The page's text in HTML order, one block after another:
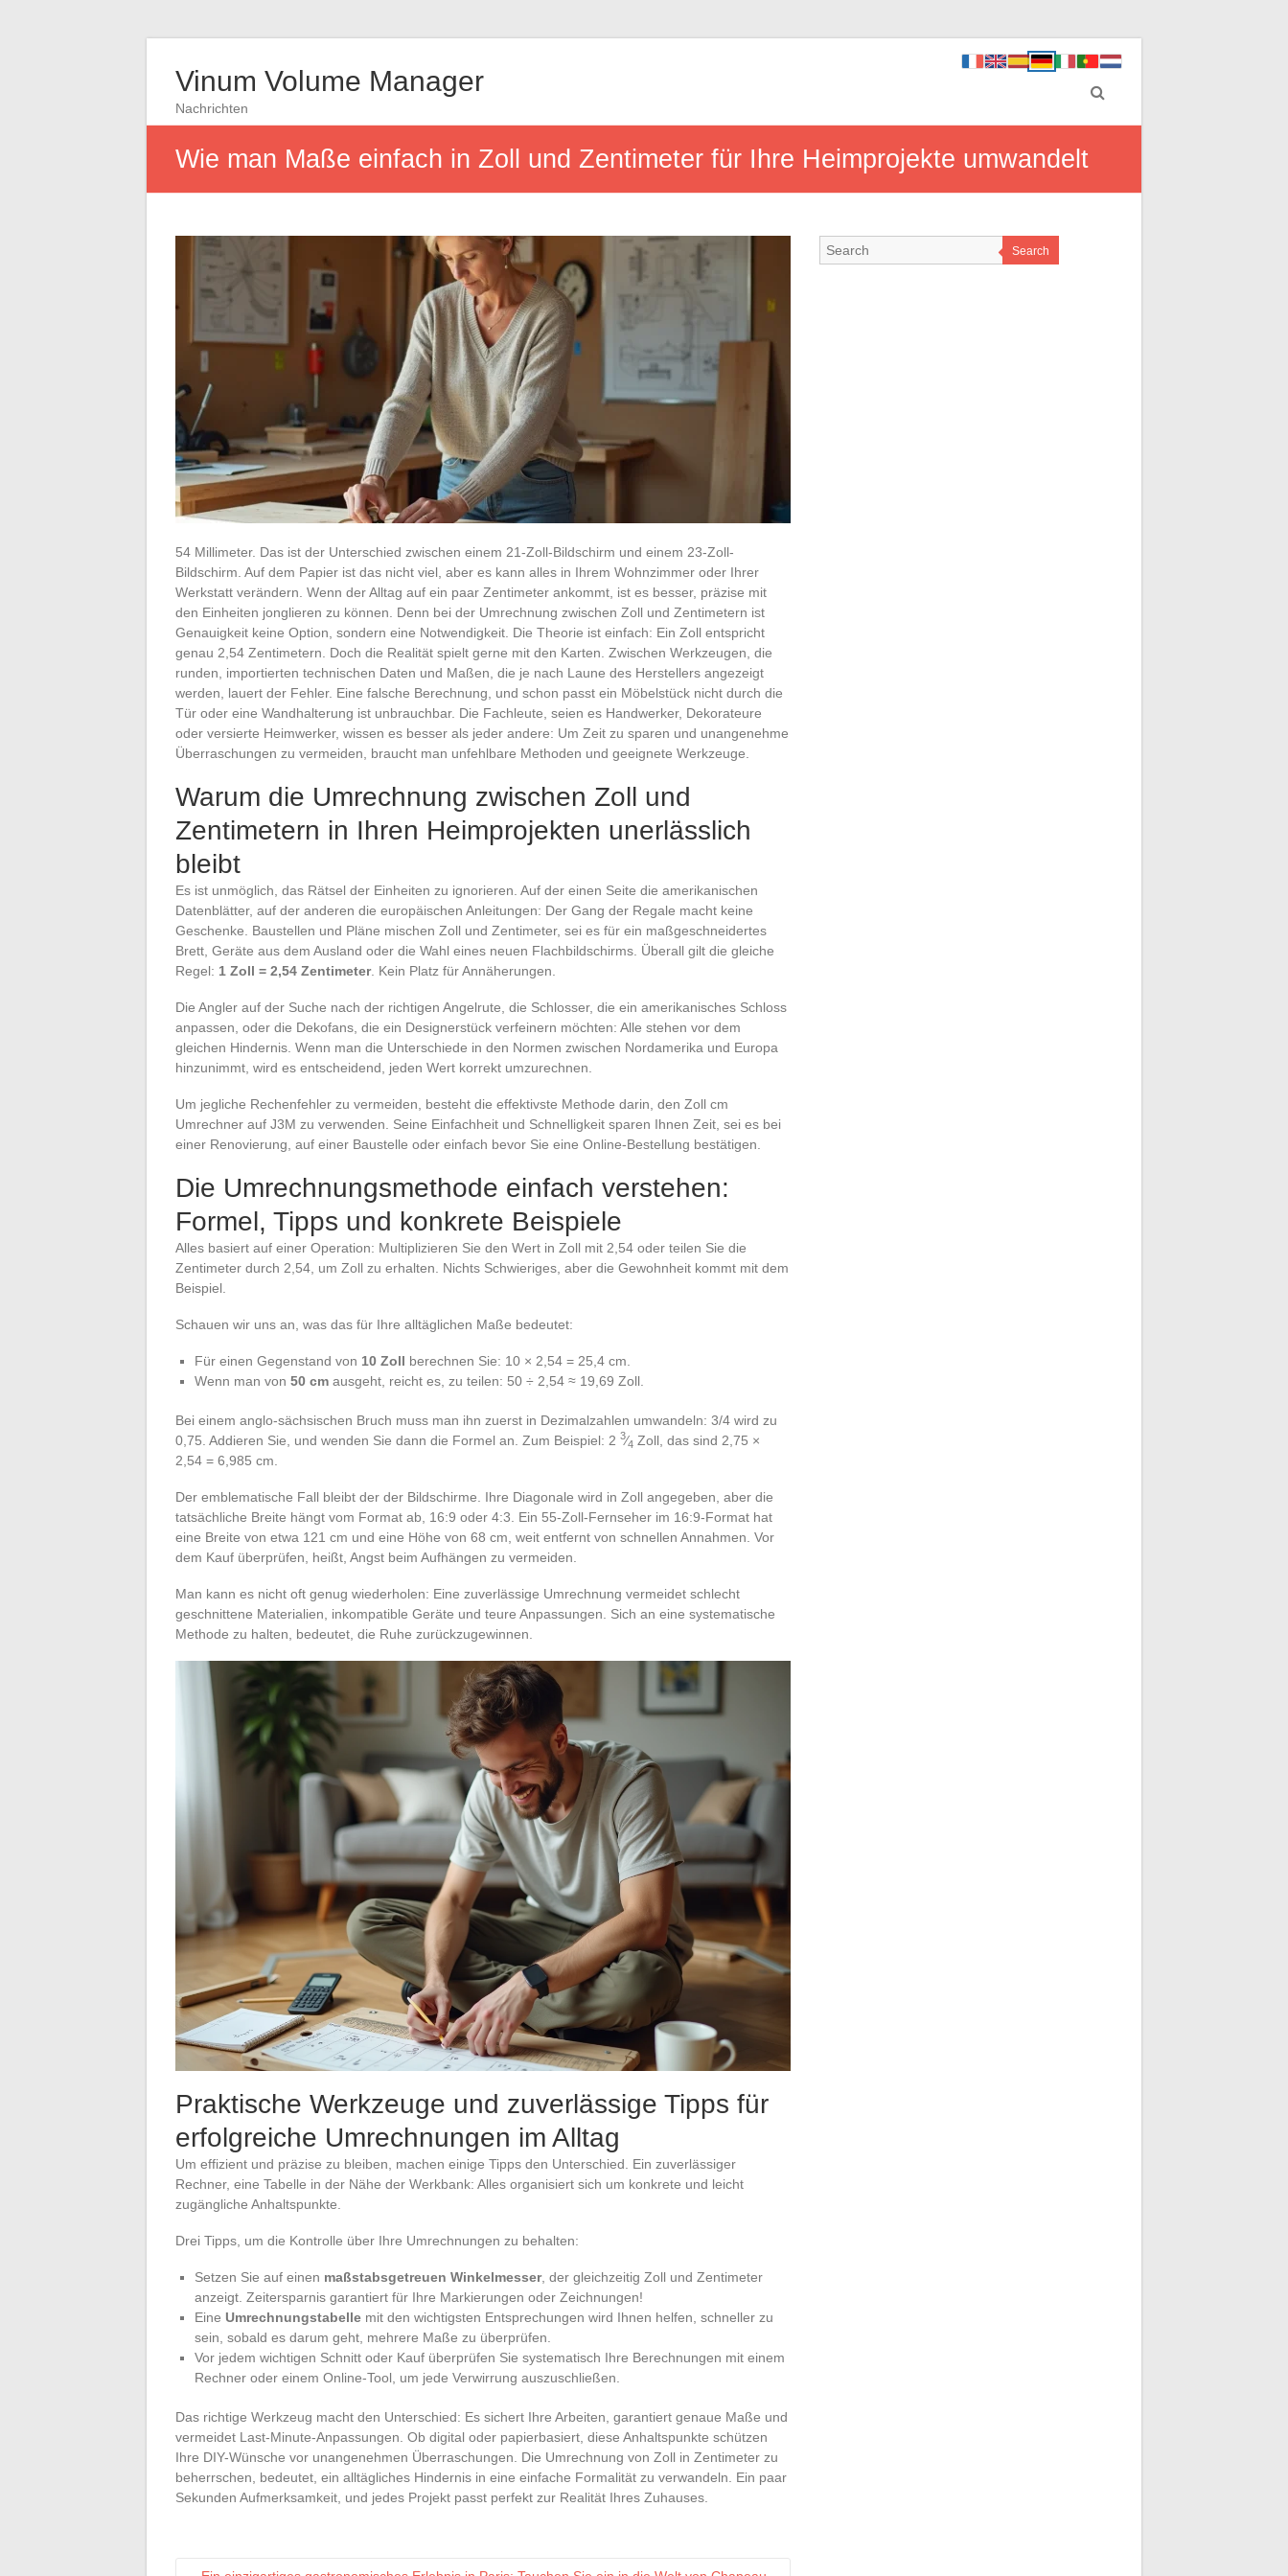
Vinum Volume Manager
Nachrichten
Wie man Maße einfach in Zoll und Zentimeter für Ihre Heimprojekte umwandelt
54 Millimeter. Das ist der Unterschied zwischen einem 21-Zoll-Bildschirm und einem 23-Zoll-
Bildschirm. Auf dem Papier ist das nicht viel, aber es kann alles in Ihrem Wohnzimmer oder Ihrer
Werkstatt verändern. Wenn der Alltag auf ein paar Zentimeter ankommt, ist es besser, präzise mit
den Einheiten jonglieren zu können. Denn bei der Umrechnung zwischen Zoll und Zentimetern ist
Genauigkeit keine Option, sondern eine Notwendigkeit. Die Theorie ist einfach: Ein Zoll entspricht
genau 2,54 Zentimetern. Doch die Realität spielt gerne mit den Karten. Zwischen Werkzeugen, die
runden, importierten technischen Daten und Maßen, die je nach Laune des Herstellers angezeigt
werden, lauert der Fehler. Eine falsche Berechnung, und schon passt ein Möbelstück nicht durch die
Tür oder eine Wandhalterung ist unbrauchbar. Die Fachleute, seien es Handwerker, Dekorateure
oder versierte Heimwerker, wissen es besser als jeder andere: Um Zeit zu sparen und unangenehme
Überraschungen zu vermeiden, braucht man unfehlbare Methoden und geeignete Werkzeuge.
Warum die Umrechnung zwischen Zoll und
Zentimetern in Ihren Heimprojekten unerlässlich
bleibt
Es ist unmöglich, das Rätsel der Einheiten zu ignorieren. Auf der einen Seite die amerikanischen
Datenblätter, auf der anderen die europäischen Anleitungen: Der Gang der Regale macht keine
Geschenke. Baustellen und Pläne mischen Zoll und Zentimeter, sei es für ein maßgeschneidertes
Brett, Geräte aus dem Ausland oder die Wahl eines neuen Flachbildschirms. Überall gilt die gleiche
Regel: 1 Zoll = 2,54 Zentimeter. Kein Platz für Annäherungen.
Die Angler auf der Suche nach der richtigen Angelrute, die Schlosser, die ein amerikanisches Schloss
anpassen, oder die Dekofans, die ein Designerstück verfeinern möchten: Alle stehen vor dem
gleichen Hindernis. Wenn man die Unterschiede in den Normen zwischen Nordamerika und Europa
hinzunimmt, wird es entscheidend, jeden Wert korrekt umzurechnen.
Um jegliche Rechenfehler zu vermeiden, besteht die effektivste Methode darin, den Zoll cm
Umrechner auf J3M zu verwenden. Seine Einfachheit und Schnelligkeit sparen Ihnen Zeit, sei es bei
einer Renovierung, auf einer Baustelle oder einfach bevor Sie eine Online-Bestellung bestätigen.
Die Umrechnungsmethode einfach verstehen:
Formel, Tipps und konkrete Beispiele
Alles basiert auf einer Operation: Multiplizieren Sie den Wert in Zoll mit 2,54 oder teilen Sie die
Zentimeter durch 2,54, um Zoll zu erhalten. Nichts Schwieriges, aber die Gewohnheit kommt mit dem
Beispiel.
Schauen wir uns an, was das für Ihre alltäglichen Maße bedeutet:
Für einen Gegenstand von 10 Zoll berechnen Sie: 10 × 2,54 = 25,4 cm.
Wenn man von 50 cm ausgeht, reicht es, zu teilen: 50 ÷ 2,54 ≈ 19,69 Zoll.
Bei einem anglo-sächsischen Bruch muss man ihn zuerst in Dezimalzahlen umwandeln: 3/4 wird zu
0,75. Addieren Sie, und wenden Sie dann die Formel an. Zum Beispiel: 2 3⁄4 Zoll, das sind 2,75 ×
2,54 = 6,985 cm.
Der emblematische Fall bleibt der der Bildschirme. Ihre Diagonale wird in Zoll angegeben, aber die
tatsächliche Breite hängt vom Format ab, 16:9 oder 4:3. Ein 55-Zoll-Fernseher im 16:9-Format hat
eine Breite von etwa 121 cm und eine Höhe von 68 cm, weit entfernt von schnellen Annahmen. Vor
dem Kauf überprüfen, heißt, Angst beim Aufhängen zu vermeiden.
Man kann es nicht oft genug wiederholen: Eine zuverlässige Umrechnung vermeidet schlecht
geschnittene Materialien, inkompatible Geräte und teure Anpassungen. Sich an eine systematische
Methode zu halten, bedeutet, die Ruhe zurückzugewinnen.
Praktische Werkzeuge und zuverlässige Tipps für
erfolgreiche Umrechnungen im Alltag
Um effizient und präzise zu bleiben, machen einige Tipps den Unterschied. Ein zuverlässiger
Rechner, eine Tabelle in der Nähe der Werkbank: Alles organisiert sich um konkrete und leicht
zugängliche Anhaltspunkte.
Drei Tipps, um die Kontrolle über Ihre Umrechnungen zu behalten:
Setzen Sie auf einen maßstabsgetreuen Winkelmesser, der gleichzeitig Zoll und Zentimeter
anzeigt. Zeitersparnis garantiert für Ihre Markierungen oder Zeichnungen!
Eine Umrechnungstabelle mit den wichtigsten Entsprechungen wird Ihnen helfen, schneller zu
sein, sobald es darum geht, mehrere Maße zu überprüfen.
Vor jedem wichtigen Schnitt oder Kauf überprüfen Sie systematisch Ihre Berechnungen mit einem
Rechner oder einem Online-Tool, um jede Verwirrung auszuschließen.
Das richtige Werkzeug macht den Unterschied: Es sichert Ihre Arbeiten, garantiert genaue Maße und
vermeidet Last-Minute-Anpassungen. Ob digital oder papierbasiert, diese Anhaltspunkte schützen
Ihre DIY-Wünsche vor unangenehmen Überraschungen. Die Umrechnung von Zoll in Zentimeter zu
beherrschen, bedeutet, ein alltägliches Hindernis in eine einfache Formalität zu verwandeln. Ein paar
Sekunden Aufmerksamkeit, und jedes Projekt passt perfekt zur Realität Ihres Zuhauses.
Search